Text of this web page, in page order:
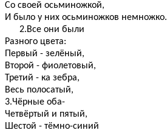
Со своей осьминожкой,
И было у них осьминожков немножко.
2.Все они были
Разного цвета:
Первый - зелёный,
Второй - фиолетовый,
Третий - ка зебра,
Весь полосатый,
3.Чёрные оба-
Четвёртый и пятый,
Шестой - тёмно-синий